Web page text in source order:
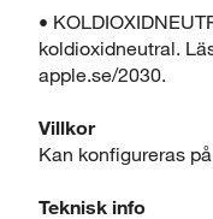
•
koldioxidneutral.
apple.se/2030.
Villkor
Kan konfigureras
Teknisk info